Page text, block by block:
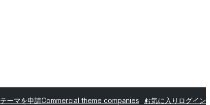
テーマを申請Commercial theme companies お気に入り ログイン